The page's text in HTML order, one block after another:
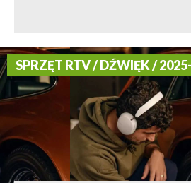
SPRZĘT RTV / DŹWIĘK /